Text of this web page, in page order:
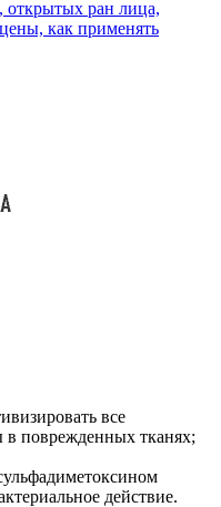
ран лица,
как применять
все
в поврежденных тканях;
действие.